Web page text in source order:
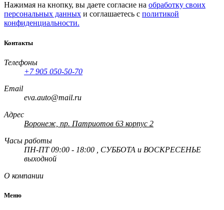
Нажимая на кнопку, вы даете согласие на обработку своих
персональных данных и соглашаетесь с политикой
конфиденциальности.
Контакты
Телефоны
+7 905 050-50-70
Email
eva.auto@mail.ru
Адрес
Воронеж, пр. Патриотов 63 корпус 2
Часы работы
ПН-ПТ 09:00 - 18:00 , СУББОТА и ВОСКРЕСЕНЬЕ
выходной
О компании
Меню